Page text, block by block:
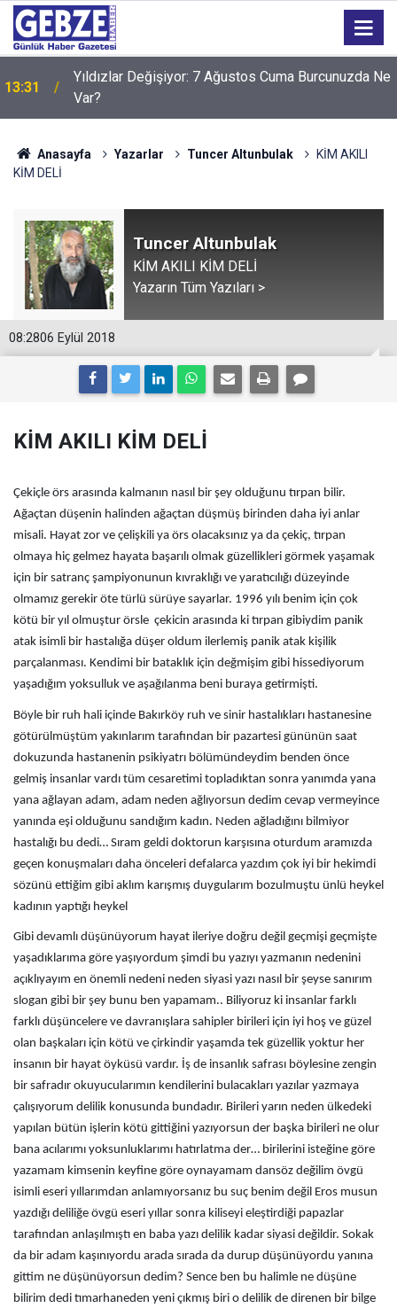
13:30 7 Ağustos: Tarihte Bugün Ne Oldu?
Anasayfa Yazarlar Tuncer Altunbulak
KİM AKILI
KİM DELİ
Tuncer Altunbulak
KİM AKILI KİM DELİ
Yazarın Tüm Yazıları >
08:2806 Eylül 2018
KİM AKILI KİM DELİ
Çekiçle örs arasında kalmanın nasıl bir şey olduğunu tırpan bilir.
Ağaçtan düşenin halinden ağaçtan düşmüş birinden daha iyi anlar
misali. Hayat zor ve çelişkili ya örs olacaksınız ya da çekiç, tırpan
olmaya hiç gelmez hayata başarılı olmak güzellikleri görmek yaşamak
için bir satranç şampiyonunun kıvraklığı ve yaratıcılığı düzeyinde
olmamız gerekir öte türlü sürüye sayarlar. 1996 yılı benim için çok
kötü bir yıl olmuştur örsle çekicin arasında ki tırpan gibiydim panik
atak isimli bir hastalığa düşer oldum ilerlemiş panik atak kişilik
parçalanması. Kendimi bir bataklık için değmişim gibi hissediyorum
yaşadığım yoksulluk ve aşağılanma beni buraya getirmişti.
Böyle bir ruh hali içinde Bakırköy ruh ve sinir hastalıkları hastanesine
götürülmüştüm yakınlarım tarafından bir pazartesi gününün saat
dokuzunda hastanenin psikiyatrı bölümündeydim benden önce
gelmiş insanlar vardı tüm cesaretimi topladıktan sonra yanımda yana
yana ağlayan adam, adam neden ağlıyorsun dedim cevap vermeyince
yanında eşi olduğunu sandığım kadın. Neden ağladığını bilmiyor
hastalığı bu dedi… Sıram geldi doktorun karşısına oturdum aramızda
geçen konuşmaları daha önceleri defalarca yazdım çok iyi bir hekimdi
sözünü ettiğim gibi aklım karışmış duygularım bozulmuştu ünlü heykel
kadının yaptığı heykel
Gibi devamlı düşünüyorum hayat ileriye doğru değil geçmişi geçmişte
yaşadıklarıma göre yaşıyordum şimdi bu yazıyı yazmanın nedenini
açıklıyayım en önemli nedeni neden siyasi yazı nasıl bir şeyse sanırım
slogan gibi bir şey bunu ben yapamam.. Biliyoruz ki insanlar farklı
farklı düşüncelere ve davranışlara sahipler birileri için iyi hoş ve güzel
olan başkaları için kötü ve çirkindir yaşamda tek güzellik yoktur her
insanın bir hayat öyküsü vardır. İş de insanlık safrası böylesine zengin
bir safradır okuyucularımın kendilerini bulacakları yazılar yazmaya
çalışıyorum delilik konusunda bundadır. Birileri yarın neden ülkedeki
yapılan bütün işlerin kötü gittiğini yazıyorsun der başka birileri ne olur
bana acılarımı yoksunluklarımı hatırlatma der… birilerini isteğine göre
yazamam kimsenin keyfine göre oynayamam dansöz değilim övgü
isimli eseri yıllarımdan anlamıyorsanız bu suç benim değil Eros musun
yazdığı deliliğe övgü eseri yıllar sonra kiliseyi eleştirdiği papazlar
tarafından anlaşılmıştı en baba yazı delilik kadar siyasi değildir. Sokak
da bir adam kaşınıyordu arada sırada da durup düşünüyordu yanına
gittim ne düşünüyorsun dedim? Sence ben bu halimle ne düşüne
bilirim dedi tımarhaneden yeni çıkmış biri o delilik de direnen bir bilge